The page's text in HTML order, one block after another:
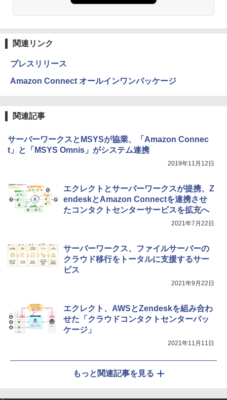
関連リンク
プレスリリース
Amazon Connect オールインワンパッケージ
関連記事
サーバーワークスとMSYSが協業、「Amazon Connec
t」と「MSYS Omnis」がシステム連携
2019年11月12日
エクレクトとサーバーワークスが提携、Z
endeskとAmazon Connectを連携させ
たコンタクトセンターサービスを拡充へ
2021年7月22日
サーバーワークス、ファイルサーバーの
クラウド移行をトータルに支援するサー
ビス
2021年9月22日
エクレクト、AWSとZendeskを組み合わ
せた「クラウドコンタクトセンターパッ
ケージ」
2021年11月11日
もっと関連記事を見る